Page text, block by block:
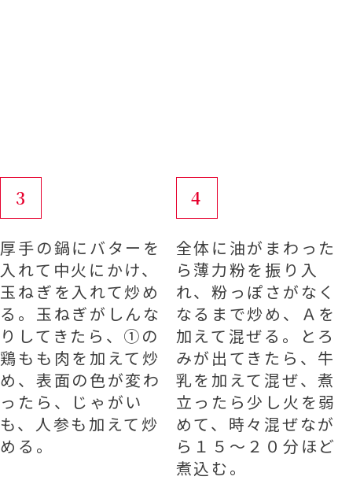
3
厚手の鍋にバターを
入れて中火にかけ、
玉ねぎを入れて炒め
る。玉ねぎがしんな
りしてきたら、①の
鶏もも肉を加えて炒
め、表面の色が変わ
ったら、じゃがい
も、人参も加えて炒
める。
4
全体に油がまわった
ら薄力粉を振り入
れ、粉っぽさがなく
なるまで炒め、Ａを
加えて混ぜる。とろ
みが出てきたら、牛
乳を加えて混ぜ、煮
立ったら少し火を弱
めて、時々混ぜなが
ら１５～２０分ほど
煮込む。